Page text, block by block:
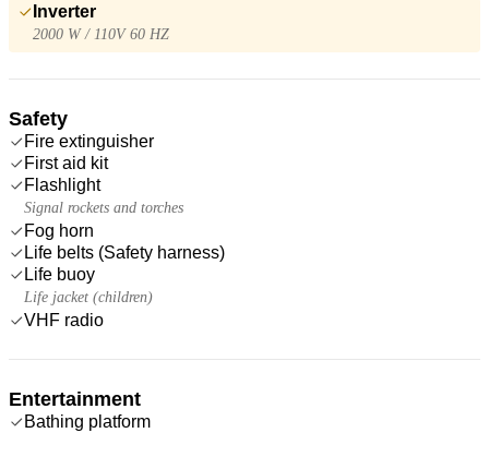
Inverter
2000 W / 110V 60 HZ
Safety
Fire extinguisher
First aid kit
Flashlight
Signal rockets and torches
Fog horn
Life belts (Safety harness)
Life buoy
Life jacket (children)
VHF radio
Entertainment
Bathing platform